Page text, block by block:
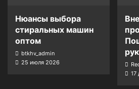
Нюансы выбора
стиральных машин
оптом
btkhv_admin
25 июля 2026
17